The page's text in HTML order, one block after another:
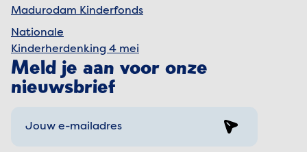
Madurodam Kinderfonds
Nationale
Kinderherdenking 4 mei
Meld je aan voor onze
nieuwsbrief